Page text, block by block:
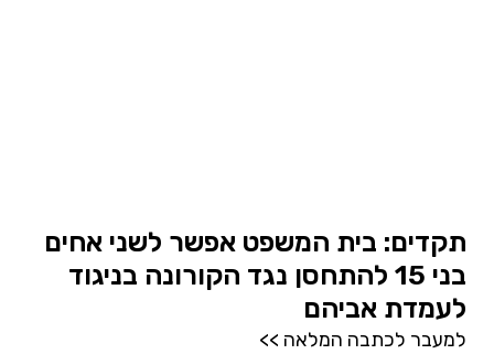
תקדים: בית המשפט אפשר לשני אחים
בני 15 להתחסן נגד הקורונה בניגוד
לעמדת אביהם
למעבר לכתבה המלאה >>